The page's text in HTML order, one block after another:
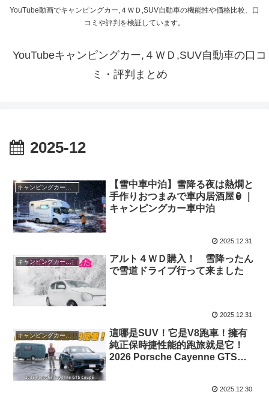
YouTube動画でキャンピングカー,４ＷＤ,SUV自動車の機能性や価格比較、口
コミや評判を検証しています。
YouTubeキャンピングカー,４ＷＤ,SUV自動車の口コ
ミ・評判まとめ
2025-12
【雪中車中泊】雪降る夜は熱燗と
手作りおつまみで車内居酒屋🏮｜
キャンピングカー車中泊
2025.12.31
キャンピングカー・SUV人気車種
アルト４ＷＤ購入！ 雪降ったん
で雪道ドライブ行って来ました
2025.12.31
キャンピングカー・SUV人気車種
這哪是SUV！它是V8跑車！擁有
純正保時捷性能的跑旅就是它！
2026 Porsche Cayenne GTS
2025.12.30